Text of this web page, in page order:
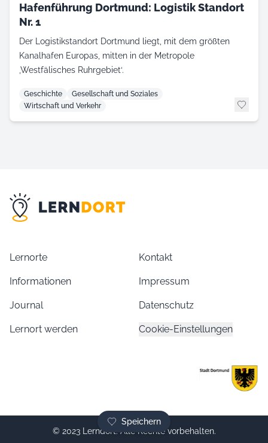
Hafenführung Dortmund: Logistik Standort
Nr. 1
Der Logistikstandort Dortmund liegt, mit dem größten
Kanalhafen Europas, mitten in der Metropole
‚Westfälisches Ruhrgebiet‘.
Geschichte
Gesellschaft und Soziales
Wirtschaft und Verkehr
Speichern
Lernorte
Informationen
Journal
Lernort werden
Kontakt
Impressum
Datenschutz
Cookie-Einstellungen
© 2023 Lerndort. Alle Rechte vorbehalten.